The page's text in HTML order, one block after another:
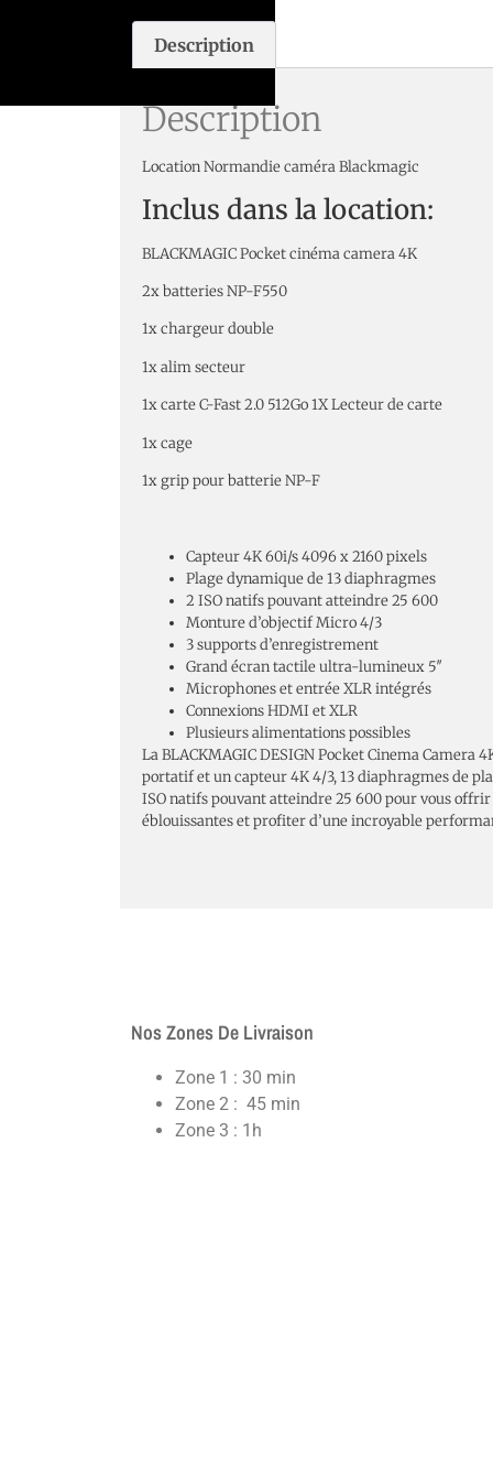
Description
Description
Location Normandie caméra Blackmagic
Inclus dans la location:
BLACKMAGIC Pocket cinéma camera 4K
2x batteries NP-F550
1x chargeur double
1x alim secteur
1x carte C-Fast 2.0 512Go 1X Lecteur de carte
1x cage
1x grip pour batterie NP-F
Capteur 4K 60i/s 4096 x 2160 pixels
Plage dynamique de 13 diaphragmes
2 ISO natifs pouvant atteindre 25 600
Monture d’objectif Micro 4/3
3 supports d’enregistrement
Grand écran tactile ultra-lumineux 5″
Microphones et entrée XLR intégrés
Connexions HDMI et XLR
Plusieurs alimentations possibles
La BLACKMAGIC DESIGN Pocket Cinema Camera
portatif et un capteur 4K 4/3, 13 diaphragmes de
ISO natifs pouvant atteindre 25 600 pour vous offrir
éblouissantes et profiter d’une incroyable
Nos Zones De Livraison
Zone 1 : 30 min
Zone 2 : 45 min
Zone 3 : 1h